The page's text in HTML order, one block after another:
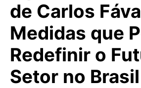
de Carlos
Medidas que
Redefinir o
Setor no Brasil